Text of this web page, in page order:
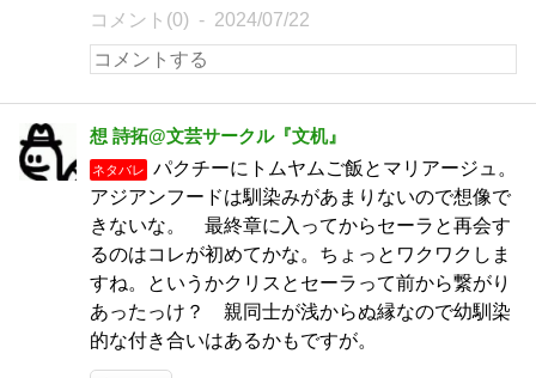
コメント(0) 2024/07/22
想 詩拓@文芸サークル『文机』
ネタバレ
パクチーにトムヤムご飯とマリアージュ。
アジアンフードは馴染みがあまりないので想像で
きないな。 最終章に入ってからセーラと再会す
るのはコレが初めてかな。ちょっとワクワクしま
すね。というかクリスとセーラって前から繋がり
あったっけ？ 親同士が浅からぬ縁なので幼馴染
的な付き合いはあるかもですが。